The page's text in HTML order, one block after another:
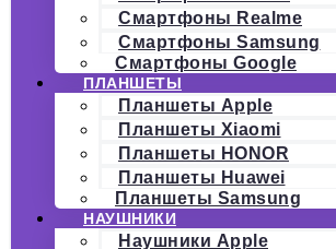
Смартфоны Realme
Смартфоны Samsung
Смартфоны Google
ПЛАНШЕТЫ
Планшеты Apple
Планшеты Xiaomi
Планшеты HONOR
Планшеты Huawei
Планшеты Samsung
НАУШНИКИ
Наушники Apple